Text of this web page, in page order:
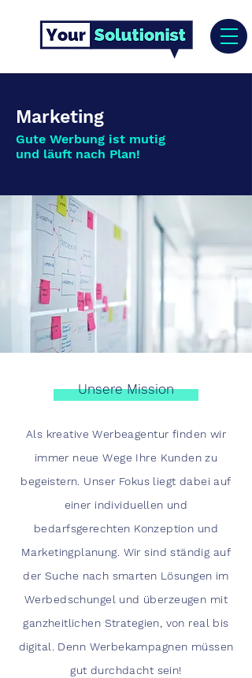
Marketing
Gute Werbung ist mutig
und läuft nach Plan!
Unsere Mission
Als kreative Werbeagentur finden wir
immer neue Wege Ihre Kunden zu
begeistern. Unser Fokus liegt dabei auf
einer individuellen und
bedarfsgerechten Konzeption und
Marketingplanung. Wir sind ständig auf
der Suche nach smarten Lösungen im
Werbedschungel und überzeugen mit
ganzheitlichen Strategien, von real bis
digital. Denn Werbekampagnen müssen
gut durchdacht sein!